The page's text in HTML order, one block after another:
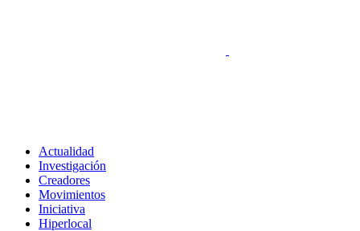
Actualidad
Investigación
Creadores
Movimientos
Iniciativa
Hiperlocal